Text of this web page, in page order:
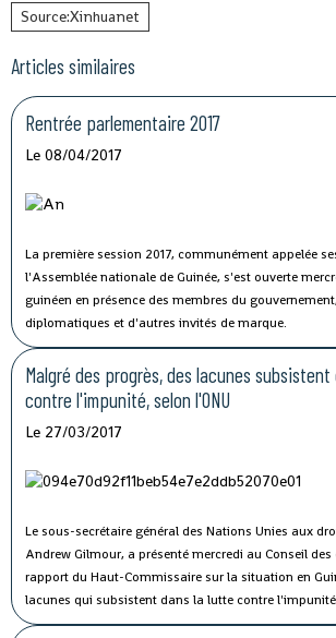
Source:Xinhuanet
Articles similaires
Rentrée parlementaire 2017
Le 08/04/2017
La première session 2017, communément appelée
l'Assemblée nationale de Guinée, s'est ouverte
guinéen en présence des membres du
diplomatiques et d'autres invités de marque.
Malgré des progrès, des lacunes
contre l'impunité, selon l'ONU
Le 27/03/2017
Le sous-secrétaire général des Nations Unies aux
Andrew Gilmour, a présenté mercredi au Conseil
rapport du Haut-Commissaire sur la situation en
lacunes qui subsistent dans la lutte contre